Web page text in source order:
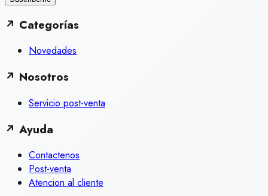
↗ Categorías
Novedades
↗ Nosotros
Servicio post-venta
↗ Ayuda
Contactenos
Post-venta
Atencion al cliente